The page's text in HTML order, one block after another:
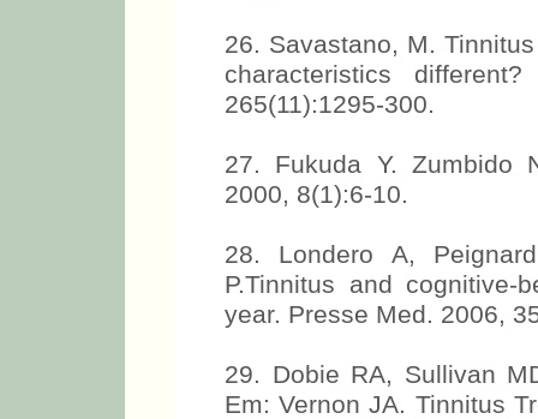
26. Savastano, M.
characteristics
27. Fukuda Y. Zumbido
28. Londero A,
P.Tinnitus and cognitive-
29. Dobie RA, Sullivan